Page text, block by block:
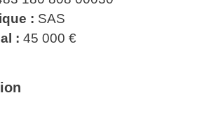
: SAS
: 45 000 €